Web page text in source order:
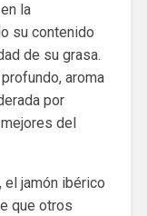
la
su contenido
de su grasa.
aroma
por
del
el jamón ibérico
que otros